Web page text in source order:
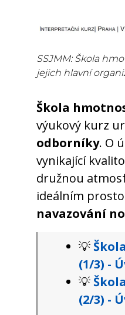
SSJMM: Škola
jejich hlavní
Škola
výukový kurz
odborníky. O
vynikající
družnou
ideálním
navazování
💡
(1/3) -
💡
(2/3) -